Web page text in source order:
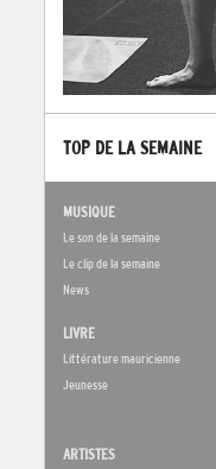
TOP DE LA SEMAINE
MUSIQUE
Le son de la semaine
Le clip de la semaine
News
LIVRE
Littérature mauricienne
Jeunesse
ARTISTES